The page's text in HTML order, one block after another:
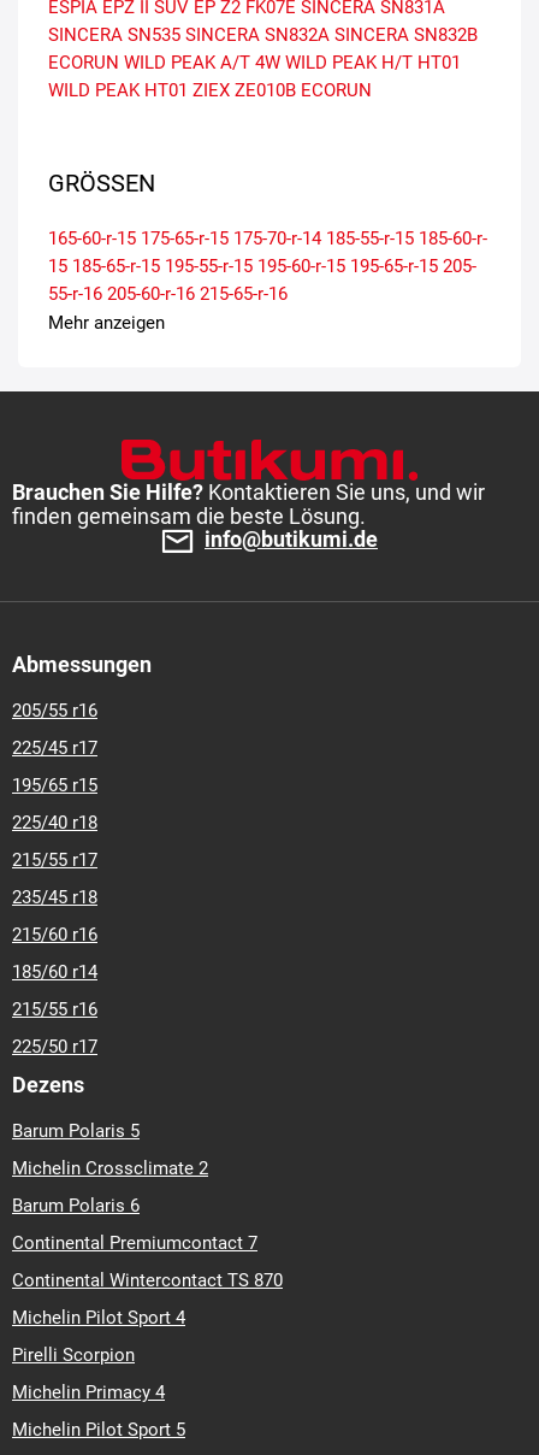
ESPIA EPZ II SUV EP Z2 FK07E SINCERA SN831A
SINCERA SN535 SINCERA SN832A SINCERA SN832B
ECORUN WILD PEAK A/T 4W WILD PEAK H/T HT01
WILD PEAK HT01 ZIEX ZE010B ECORUN
GRÖSSEN
165-60-r-15 175-65-r-15 175-70-r-14 185-55-r-15 185-60-r-
15 185-65-r-15 195-55-r-15 195-60-r-15 195-65-r-15 205-
55-r-16 205-60-r-16 215-65-r-16
Mehr anzeigen
Brauchen Sie Hilfe? Kontaktieren Sie uns, und wir
finden gemeinsam die beste Lösung.
info@butikumi.de
Abmessungen
205/55 r16
225/45 r17
195/65 r15
225/40 r18
215/55 r17
235/45 r18
215/60 r16
185/60 r14
215/55 r16
225/50 r17
Dezens
Barum Polaris 5
Michelin Crossclimate 2
Barum Polaris 6
Continental Premiumcontact 7
Continental Wintercontact TS 870
Michelin Pilot Sport 4
Pirelli Scorpion
Michelin Primacy 4
Michelin Pilot Sport 5